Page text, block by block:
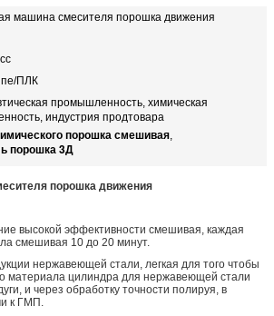
машина смесителя порошка движения
ПЛК
промышленность, химическая
индустрия продтовара
порошка смешивая,
порошка 3Д
порошка движения
высокой эффективности смешивая, каждая
смешивая 10 до 20 минут.
нержавеющей стали, легкая для того чтобы
материала цилиндра для нержавеющей стали
и через обработку точности полируя, в
к ГМП.